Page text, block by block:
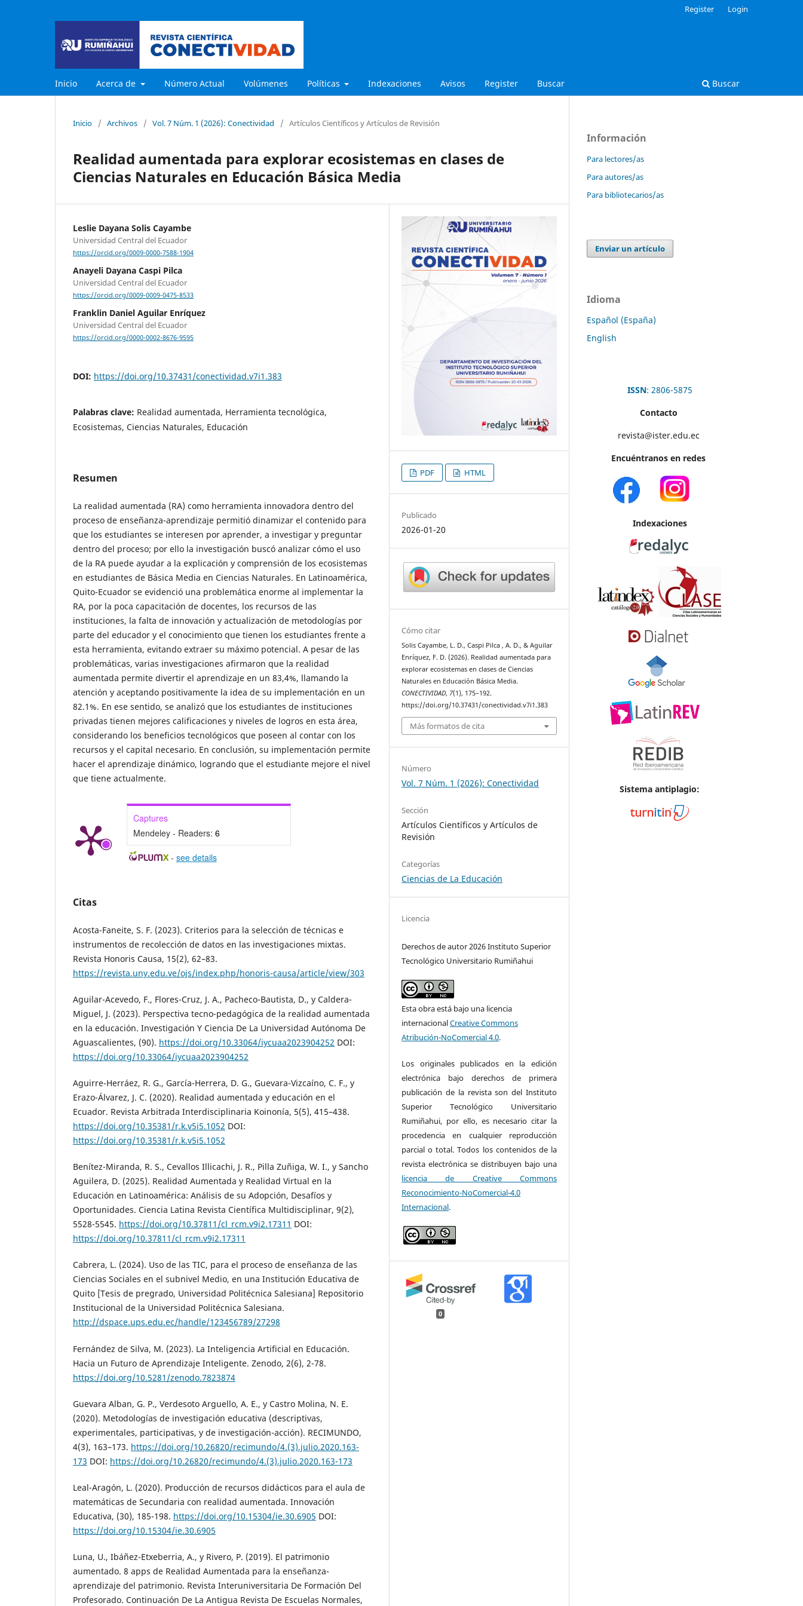
Inicio Acerca de Número Actual Volúmenes Políticas Indexaciones Avisos Register Buscar Buscar
Register Login
Inicio / Archivos / Vol. 7 Núm. 1 (2026): Conectividad / Artículos Científicos y Artículos de Revisión
Realidad aumentada para explorar ecosistemas en clases de
Ciencias Naturales en Educación Básica Media
Leslie Dayana Solis Cayambe
Universidad Central del Ecuador
https://orcid.org/0009-0000-7588-1904
Anayeli Dayana Caspi Pilca
Universidad Central del Ecuador
https://orcid.org/0009-0009-0475-8533
Franklin Daniel Aguilar Enríquez
Universidad Central del Ecuador
https://orcid.org/0000-0002-8676-9595
DOI: https://doi.org/10.37431/conectividad.v7i1.383
Palabras clave: Realidad aumentada, Herramienta tecnológica,
Ecosistemas, Ciencias Naturales, Educación
Resumen
La realidad aumentada (RA) como herramienta innovadora dentro del
proceso de enseñanza-aprendizaje permitió dinamizar el contenido para
que los estudiantes se interesen por aprender, a investigar y preguntar
dentro del proceso; por ello la investigación buscó analizar cómo el uso
de la RA puede ayudar a la explicación y comprensión de los ecosistemas
en estudiantes de Básica Media en Ciencias Naturales. En Latinoamérica,
Quito-Ecuador se evidenció una problemática enorme al implementar la
RA, por la poca capacitación de docentes, los recursos de las
instituciones, la falta de innovación y actualización de metodologías por
parte del educador y el conocimiento que tienen los estudiantes frente a
esta herramienta, evitando extraer su máximo potencial. A pesar de las
problemáticas, varias investigaciones afirmaron que la realidad
aumentada permite divertir el aprendizaje en un 83,4%, llamando la
atención y aceptando positivamente la idea de su implementación en un
82.1%. En ese sentido, se analizó que los estudiantes de instituciones
privadas tienen mejores calificaciones y niveles de logros en esta área,
considerando los beneficios tecnológicos que poseen al contar con los
recursos y el capital necesario. En conclusión, su implementación permite
hacer el aprendizaje dinámico, logrando que el estudiante mejore el nivel
que tiene actualmente.
Captures
Mendeley - Readers: 6
- see details
Citas
Acosta-Faneite, S. F. (2023). Criterios para la selección de técnicas e
instrumentos de recolección de datos en las investigaciones mixtas.
Revista Honoris Causa, 15(2), 62–83.
https://revista.uny.edu.ve/ojs/index.php/honoris-causa/article/view/303
Aguilar-Acevedo, F., Flores-Cruz, J. A., Pacheco-Bautista, D., y Caldera-
Miguel, J. (2023). Perspectiva tecno-pedagógica de la realidad aumentada
en la educación. Investigación Y Ciencia De La Universidad Autónoma De
Aguascalientes, (90). https://doi.org/10.33064/iycuaa2023904252 DOI:
https://doi.org/10.33064/iycuaa2023904252
Aguirre-Herráez, R. G., García-Herrera, D. G., Guevara-Vizcaíno, C. F., y
Erazo-Álvarez, J. C. (2020). Realidad aumentada y educación en el
Ecuador. Revista Arbitrada Interdisciplinaria Koinonía, 5(5), 415–438.
https://doi.org/10.35381/r.k.v5i5.1052 DOI:
https://doi.org/10.35381/r.k.v5i5.1052
Benítez-Miranda, R. S., Cevallos Illicachi, J. R., Pilla Zuñiga, W. I., y Sancho
Aguilera, D. (2025). Realidad Aumentada y Realidad Virtual en la
Educación en Latinoamérica: Análisis de su Adopción, Desafíos y
Oportunidades. Ciencia Latina Revista Científica Multidisciplinar, 9(2),
5528-5545. https://doi.org/10.37811/cl_rcm.v9i2.17311 DOI:
https://doi.org/10.37811/cl_rcm.v9i2.17311
Cabrera, L. (2024). Uso de las TIC, para el proceso de enseñanza de las
Ciencias Sociales en el subnivel Medio, en una Institución Educativa de
Quito [Tesis de pregrado, Universidad Politécnica Salesiana] Repositorio
Institucional de la Universidad Politécnica Salesiana.
http://dspace.ups.edu.ec/handle/123456789/27298
Fernández de Silva, M. (2023). La Inteligencia Artificial en Educación.
Hacia un Futuro de Aprendizaje Inteligente. Zenodo, 2(6), 2-78.
https://doi.org/10.5281/zenodo.7823874
Guevara Alban, G. P., Verdesoto Arguello, A. E., y Castro Molina, N. E.
(2020). Metodologías de investigación educativa (descriptivas,
experimentales, participativas, y de investigación-acción). RECIMUNDO,
4(3), 163–173. https://doi.org/10.26820/recimundo/4.(3).julio.2020.163-
173 DOI: https://doi.org/10.26820/recimundo/4.(3).julio.2020.163-173
Leal-Aragón, L. (2020). Producción de recursos didácticos para el aula de
matemáticas de Secundaria con realidad aumentada. Innovación
Educativa, (30), 185-198. https://doi.org/10.15304/ie.30.6905 DOI:
https://doi.org/10.15304/ie.30.6905
Luna, U., Ibáñez-Etxeberria, A., y Rivero, P. (2019). El patrimonio
aumentado. 8 apps de Realidad Aumentada para la enseñanza-
aprendizaje del patrimonio. Revista Interuniversitaria De Formación Del
Profesorado. Continuación De La Antigua Revista De Escuelas Normales,
PDF HTML
Publicado
2026-01-20
Cómo citar
Solis Cayambe, L. D., Caspi Pilca , A. D., & Aguilar
Enríquez, F. D. (2026). Realidad aumentada para
explorar ecosistemas en clases de Ciencias
Naturales en Educación Básica Media.
CONECTIVIDAD, 7(1), 175–192.
https://doi.org/10.37431/conectividad.v7i1.383
Más formatos de cita
Número
Vol. 7 Núm. 1 (2026): Conectividad
Sección
Artículos Científicos y Artículos de
Revisión
Categorías
Ciencias de La Educación
Licencia
Derechos de autor 2026 Instituto Superior
Tecnológico Universitario Rumiñahui
Esta obra está bajo una licencia
internacionalCreative Commons
Atribución-NoComercial 4.0.
Los originales publicados en la edición
electrónica bajo derechos de primera
publicación de la revista son del Instituto
Superior Tecnológico Universitario
Rumiñahui, por ello, es necesario citar la
procedencia en cualquier reproducción
parcial o total. Todos los contenidos de la
revista electrónica se distribuyen bajo una
licencia de Creative Commons
Reconocimiento-NoComercial-4.0
Internacional.
0
Información
Para lectores/as
Para autores/as
Para bibliotecarios/as
Enviar un artículo
Idioma
Español (España)
English
ISSN: 2806-5875
Contacto
revista@ister.edu.ec
Encuéntranos en redes
Indexaciones
Sistema antiplagio: